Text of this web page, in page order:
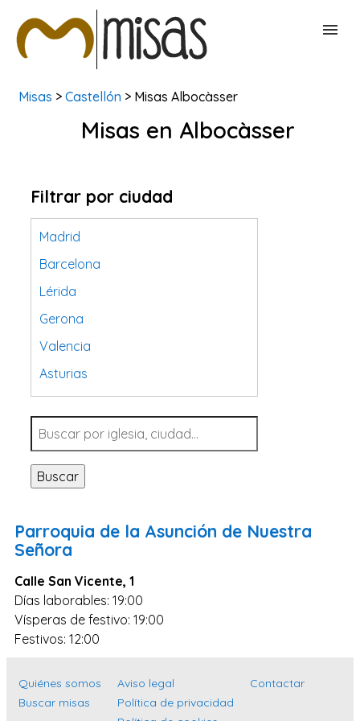
BUSCAR MISAS
Misas > Castellón > Misas Albocàsser
Misas en Albocàsser
Filtrar por ciudad
Madrid
Barcelona
Lérida
Gerona
Valencia
Asturias
Tarragona
Navarra
Valladolid
Sevilla
Santa Cruz de Tenerife
Islas Baleares
Las Palmas
Málaga
Toledo
Buscar
Parroquia de la Asunción de Nuestra
Señora
Calle San Vicente, 1
Días laborables: 19:00
Vísperas de festivo: 19:00
Festivos: 12:00
Quiénes somos
Buscar misas
Aviso legal
Política de privacidad
Contactar